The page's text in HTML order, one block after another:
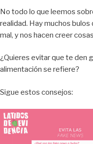
No todo lo que leemos
realidad. Hay muchos bulos
mal, y nos hacen creer
¿Quieres evitar que te den
alimentación se refiere?
Sigue estos consejos: